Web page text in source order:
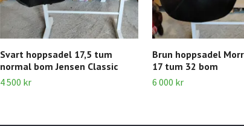
Svart hoppsadel 17,5 tum
normal bom Jensen Classic
4 500 kr
Brun hoppsadel
17 tum 32 bom
6 000 kr